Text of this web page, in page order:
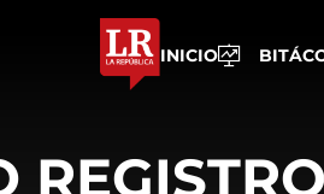
INICIO